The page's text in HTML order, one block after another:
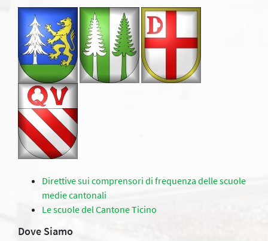
Direttive sui comprensori di frequenza delle scuole
medie cantonali
Le scuole del Cantone Ticino
Dove Siamo